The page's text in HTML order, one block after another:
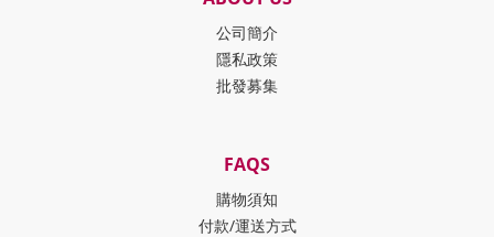
公司簡介
隱私政策
批發募集
FAQS
購物須知
付款/運送方式